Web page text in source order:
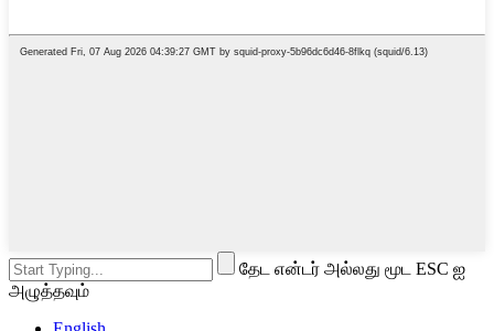
தேட என்டர் அல்லது மூட ESC ஐ
அழுத்தவும்